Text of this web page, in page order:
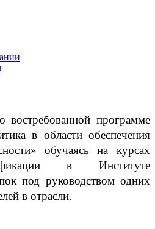
востребованной программе
в области обеспечения
обучаясь на курсах
в Институте
под руководством одних
в отрасли.